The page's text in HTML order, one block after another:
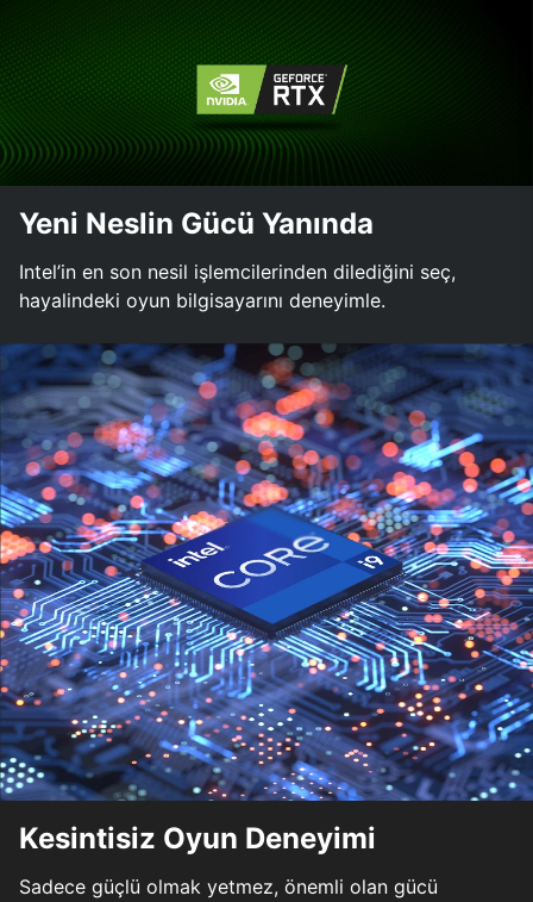
Yeni Neslin Gücü Yanında
Intel’in en son nesil işlemcilerinden dilediğini seç,
hayalindeki oyun bilgisayarını deneyimle.
Kesintisiz Oyun Deneyimi
Sadece güçlü olmak yetmez, önemli olan gücü